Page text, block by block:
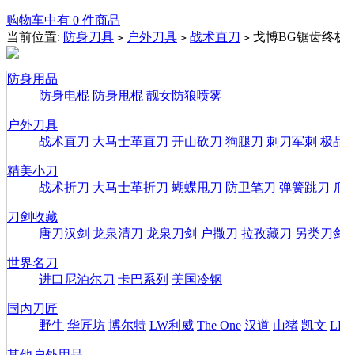
购物车中有 0 件商品
当前位置: 防身刀具 > 户外刀具 > 战术直刀 > 戈博BG锯齿终
防身用品
防身电棍 防身甩棍 靓女防狼喷雾
户外刀具
战术直刀 大马士革直刀 开山砍刀 狗腿刀 刺刀军刺 极
精美小刀
战术折刀 大马士革折刀 蝴蝶甩刀 防卫笔刀 弹簧跳刀
刀剑收藏
唐刀汉剑 龙泉清刀 龙泉刀剑 户撒刀 拉孜藏刀 另类刀
世界名刀
进口尼泊尔刀 卡巴系列 美国冷钢
国内刀匠
野牛 华匠坊 博尔特 LW利威 The One 汉道 山猪 凯文